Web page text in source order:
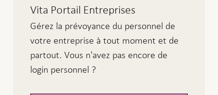
Vita Portail Entreprises
Gérez la prévoyance du personnel de
votre entreprise à tout moment et de
partout. Vous n'avez pas encore de
login personnel ?